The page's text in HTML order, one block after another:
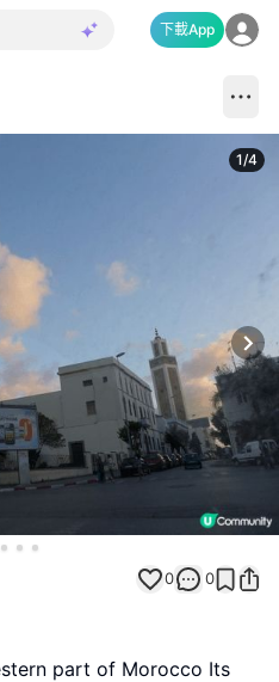
下載App
1/4
0 0
part of Morocco Its